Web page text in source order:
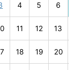
4 5 6
11 12 13
18 19 20